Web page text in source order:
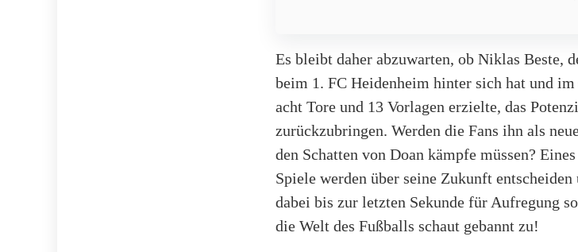
Es bleibt daher abzuwarten, ob Niklas Beste,
beim 1. FC Heidenheim hinter sich hat und
acht Tore und 13 Vorlagen erzielte, das
zurückzubringen. Werden die Fans ihn als
den Schatten von Doan kämpfe müssen?
Spiele werden über seine Zukunft
dabei bis zur letzten Sekunde für Aufregung
die Welt des Fußballs schaut gebannt zu!